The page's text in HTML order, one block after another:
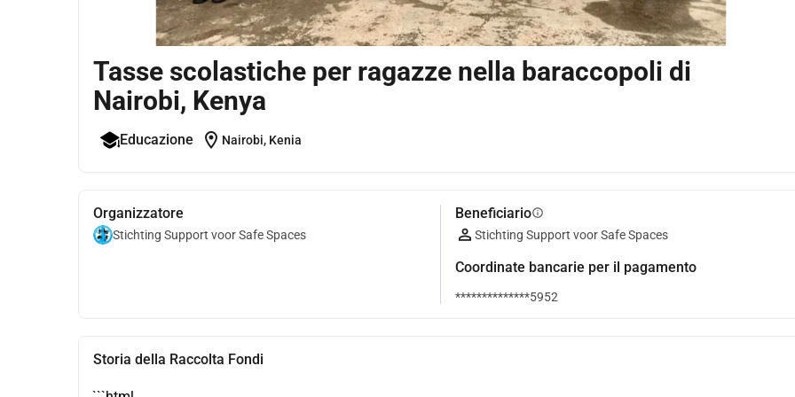
Tasse scolastiche per ragazze nella baraccopoli di
Nairobi, Kenya
Educazione location_on Nairobi, Kenia
Organizzatore
Stichting Support voor Safe Spaces
Beneficiarioinfo
Stichting Support voor Safe Spaces
Coordinate bancarie per il pagamento
**************5952
Storia della Raccolta Fondi